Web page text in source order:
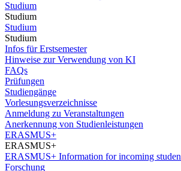
Studium
Studium
Studium
Studium
Infos für Erstsemester
Hinweise zur Verwendung von KI
FAQs
Prüfungen
Studiengänge
Vorlesungsverzeichnisse
Anmeldung zu Veranstaltungen
Anerkennung von Studienleistungen
ERASMUS+
ERASMUS+
ERASMUS+ Information for incoming
Forschung